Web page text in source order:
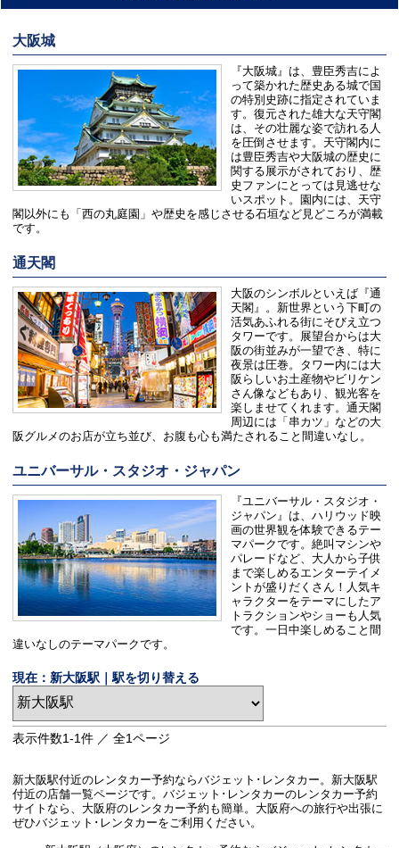
大阪城
『大阪城』は、豊臣秀吉によ
って築かれた歴史ある城で国
の特別史跡に指定されていま
す。復元された雄大な天守閣
は、その壮麗な姿で訪れる人
を圧倒させます。天守閣内に
は豊臣秀吉や大阪城の歴史に
関する展示がされており、歴
史ファンにとっては見逃せな
いスポット。園内には、天守
閣以外にも「西の丸庭園」や歴史を感じさせる石垣など見どころが満載
です。
通天閣
大阪のシンボルといえば『通
天閣』。新世界という下町の
活気あふれる街にそびえ立つ
タワーです。展望台からは大
阪の街並みが一望でき、特に
夜景は圧巻。タワー内には大
阪らしいお土産物やビリケン
さん像などもあり、観光客を
楽しませてくれます。通天閣
周辺には「串カツ」などの大
阪グルメのお店が立ち並び、お腹も心も満たされること間違いなし。
ユニバーサル・スタジオ・ジャパン
『ユニバーサル・スタジオ・
ジャパン』は、ハリウッド映
画の世界観を体験できるテー
マパークです。絶叫マシンや
パレードなど、大人から子供
まで楽しめるエンターテイメ
ントが盛りだくさん！人気キ
ャラクターをテーマにしたア
トラクションやショーも人気
です。一日中楽しめること間
違いなしのテーマパークです。
現在：新大阪駅｜駅を切り替える
表示件数1-1件 ／ 全1ページ
新大阪駅付近のレンタカー予約ならバジェット･レンタカー。新大阪駅
付近の店舗一覧ページです。バジェット･レンタカーのレンタカー予約
サイトなら、大阪府のレンタカー予約も簡単。大阪府への旅行や出張に
ぜひバジェット･レンタカーをご利用ください。